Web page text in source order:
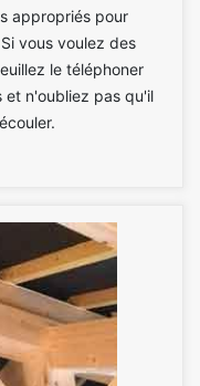
appropriés pour
vous voulez des
le téléphoner
et n'oubliez pas qu'il